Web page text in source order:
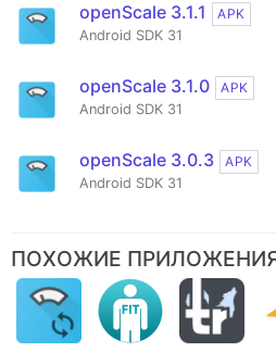
openScale 3.1.1
APK
Android SDK 31
openScale 3.1.0
APK
Android SDK 31
openScale 3.0.3
APK
Android SDK 31
ПОХОЖИЕ